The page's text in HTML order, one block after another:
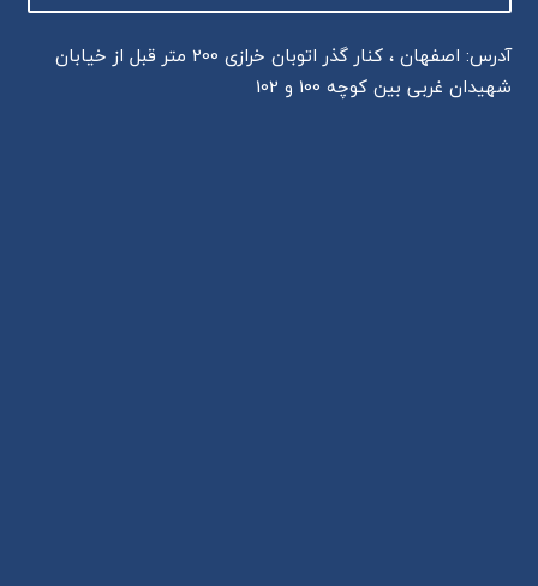
آدرس: اصفهان ، کنار گذر اتوبان خرازی 200 متر قبل از خیابان
شهیدان غربی بین کوچه 100 و 102